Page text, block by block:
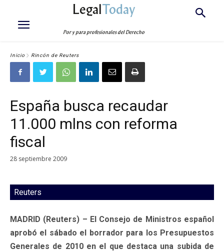
LegalToday
Por y para profesionales del Derecho
Inicio Rincón de Reuters
España busca recaudar
11.000 mlns con reforma
fiscal
28 septiembre 2009
Reuters
MADRID (Reuters) – El Consejo de Ministros español
aprobó el sábado el borrador para los Presupuestos
Generales de 2010 en el que destaca una subida de